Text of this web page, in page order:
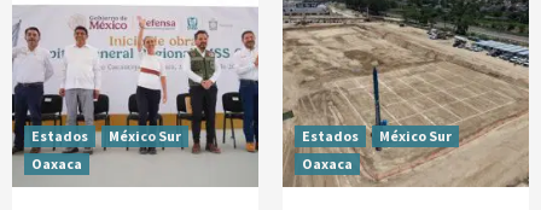
Estados
México Sur
Oaxaca
Estados
México Sur
Oaxaca